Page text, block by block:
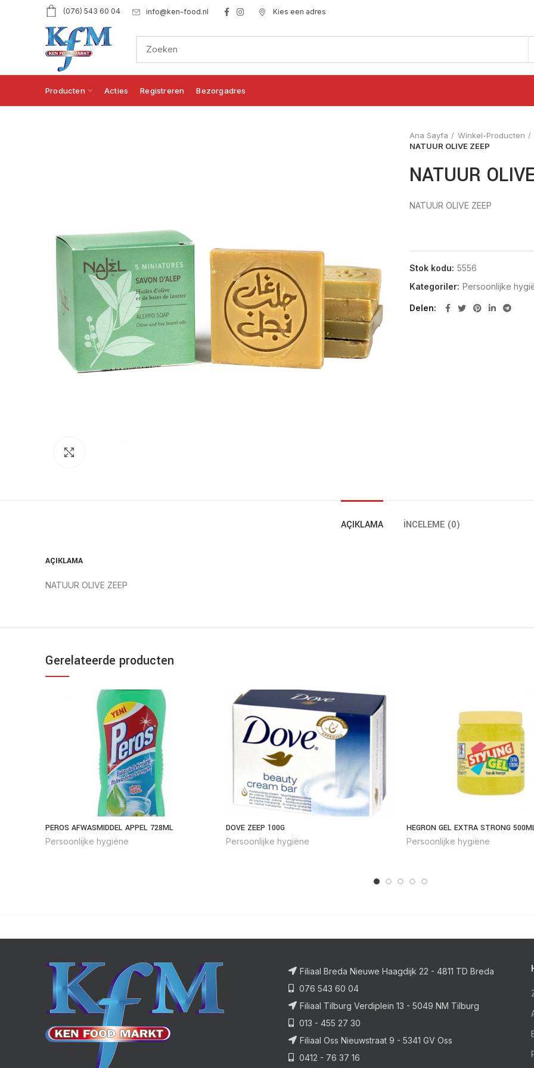
(076) 543 60 04 info@ken-food.nl Kies een adres
Producten Acties Registreren Bezorgadres
Ana Sayfa
Winkel-Producten
NATUUR OLIVE ZEEP
NATUUR
NATUUR OLIVE ZEEP
Stok kodu: 5556
Kategoriler: Persoonlijke
Delen
AÇIKLAMA İNCELEME (0)
AÇIKLAMA
NATUUR OLIVE ZEEP
Gerelateerde producten
PEROS AFWASMIDDEL APPEL 728ML
Persoonlijke hygiëne
DOVE ZEEP 100G
Persoonlijke hygiëne
HEGRON GEL EXTRA STRONG
Persoonlijke hygiëne
Filiaal Breda Nieuwe Haagdijk 22 - 4811 TD Breda
076 543 60 04
Filiaal Tilburg Verdiplein 13 - 5049 NM Tilburg
013 - 455 27 30
Filiaal Oss Nieuwstraat 9 - 5341 GV Oss
0412 - 76 37 16